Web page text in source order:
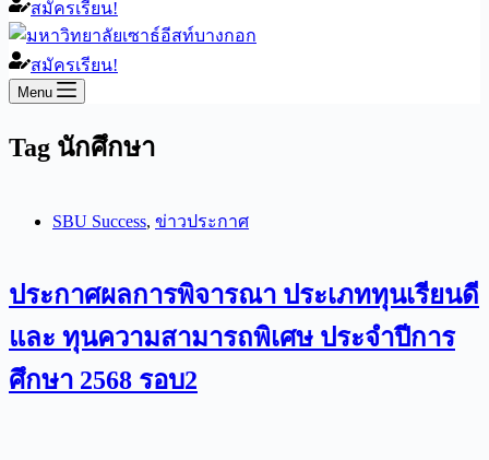
สมัครเรียน!
สมัครเรียน!
Menu
Tag นักศึกษา
SBU Success, ข่าวประกาศ
ประกาศผลการพิจารณา ประเภททุนเรียนดี
และ ทุนความสามารถพิเศษ ประจำปีการ
ศึกษา 2568 รอบ2